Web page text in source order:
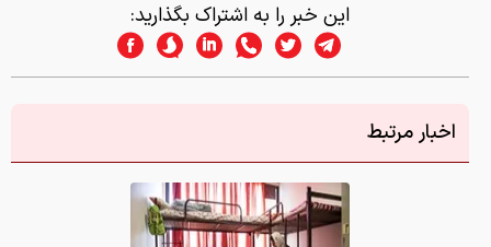
این خبر را به اشتراک بگذارید:
اخبار مرتبط